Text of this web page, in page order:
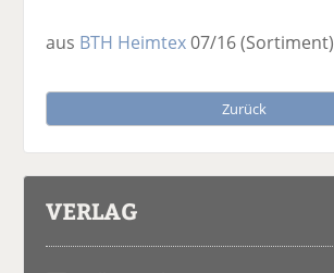
aus BTH Heimtex07/16(Sortiment)
Zurück
VERLAG